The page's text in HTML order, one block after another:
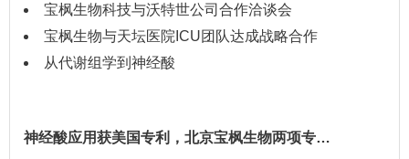
宝枫生物科技与沃特世公司合作洽谈会
宝枫生物与天坛医院ICU团队达成战略合作
从代谢组学到神经酸
神经酸应用获美国专利，北京宝枫生物两项专…